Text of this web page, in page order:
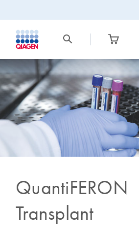
QuantiFERON
Transplant